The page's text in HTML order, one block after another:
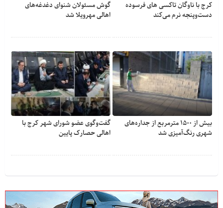
کرج با ناوگان تاکسی های فرسوده
دست‌وپنجه نرم می‌کند
گوش مسئولان شنوای دغدغه‎‌های
اهالی مهرویلا شد
بیش از ۱۵۰۰ مترمربع از جداره‌های
شهری رنگ‌آمیزی شد
گفت‌وگوی عضو شورای شهر کرج با
اهالی حصارک پایین